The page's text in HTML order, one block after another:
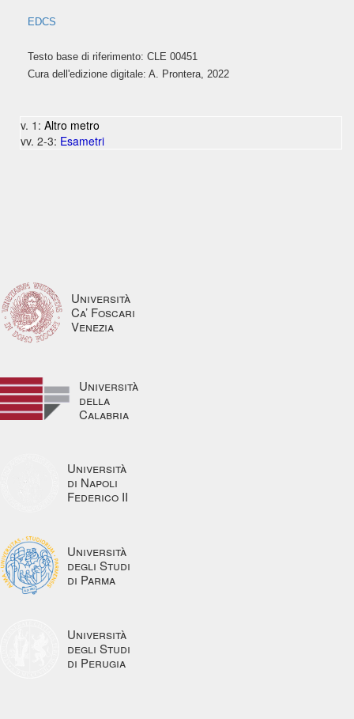
EDCS
Testo base di riferimento: CLE 00451
Cura dell'edizione digitale: A. Prontera, 2022
v. 1: Altro metro
vv. 2-3: Esametri
Università
Ca’ Foscari
Venezia
Università
della
Calabria
Università
di Napoli
Federico II
Università
degli Studi
di Parma
Università
degli Studi
di Perugia